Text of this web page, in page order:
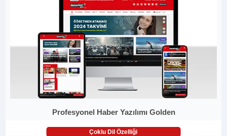
Profesyonel Haber Yazılımı Golden
Çoklu Dil Özelliği